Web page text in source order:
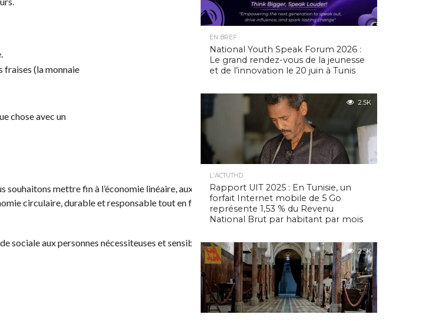
fraises (la monnaie
chose avec un
mettre fin à l’économie linéaire, aux achats ostentatoires, à la
circulaire, durable et responsable tout en favorisant la circulation des
sociale aux personnes nécessiteuses et sensibiliser aux principes d’équité
Communiqué
EN BREF
National Youth Speak Forum 2026 :
Le grand rendez-vous de la jeunesse
et de l’innovation le 20 juin à Tunis
2.5K
L'ACTUTHD
Rapport UIT 2025 : En Tunisie, un
forfait Internet mobile de 5 Go
représente 1,53 % du Revenu
National Brut par habitant par mois
2.5K